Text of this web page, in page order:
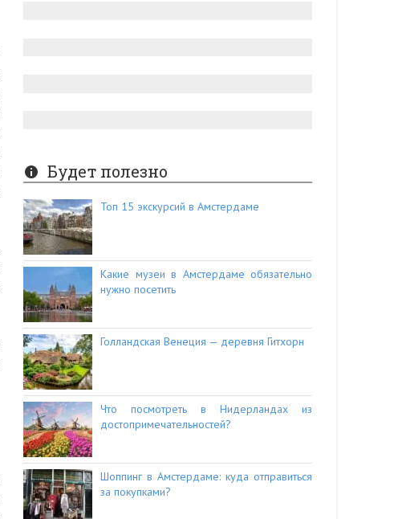
Будет полезно
Топ 15 экскурсий в Амстердаме
Какие музеи в Амстердаме обязательно
нужно посетить
Голландская Венеция — деревня Гитхорн
Что посмотреть в Нидерландах из
достопримечательностей?
Шоппинг в Амстердаме: куда отправиться
за покупками?